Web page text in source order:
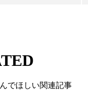
でほしい関連記事